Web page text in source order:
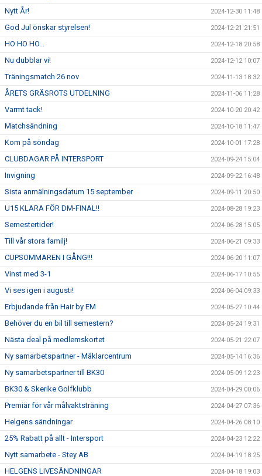
Nytt År! 2024-12-30 11:48
God Jul önskar styrelsen! 2024-12-21 21:51
HO HO HO... 2024-12-18 20:58
Nu dubblar vi! 2024-12-12 10:07
Träningsmatch 26 nov 2024-11-13 18:32
ÅRETS GRÄSROTS UTDELNING 2024-11-06 11:28
Varmt tack! 2024-10-20 20:42
Matchsändning 2024-10-18 11:47
Kom på söndag 2024-10-01 17:28
CLUBDAGAR PÅ INTERSPORT 2024-09-24 15:04
Invigning 2024-09-22 16:48
Sista anmälningsdatum 15 september 2024-09-11 20:50
U15 KLARA FÖR DM-FINAL!! 2024-08-28 19:23
Semestertider! 2024-06-28 15:05
Till vår stora familj! 2024-06-21 09:33
CUPSOMMAREN I GÅNG!!! 2024-06-20 11:07
Vinst med 3-1 2024-06-17 10:55
Vi ses igen i augusti! 2024-06-04 09:33
Erbjudande från Hair by EM 2024-05-27 10:44
Behöver du en bil till semestern? 2024-05-24 19:31
Nästa deal på medlemskortet 2024-05-21 22:07
Ny samarbetspartner - Mäklarcentrum 2024-05-14 16:36
Ny samarbetspartner till BK30 2024-05-09 12:23
BK30 & Skerike Golfklubb 2024-04-29 00:06
Premiär för vår målvaktsträning 2024-04-27 07:36
Helgens sändningar 2024-04-26 08:10
25% Rabatt på allt - Intersport 2024-04-23 12:22
Nytt samarbete - Stey AB 2024-04-19 18:25
HELGENS LIVESÄNDNINGAR 2024-04-18 19:03